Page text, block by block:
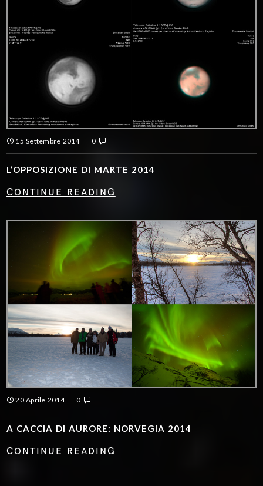
15 Settembre 2014 0
L’OPPOSIZIONE DI MARTE 2014
CONTINUE READING
20 Aprile 2014 0
A CACCIA DI AURORE: NORVEGIA 2014
CONTINUE READING